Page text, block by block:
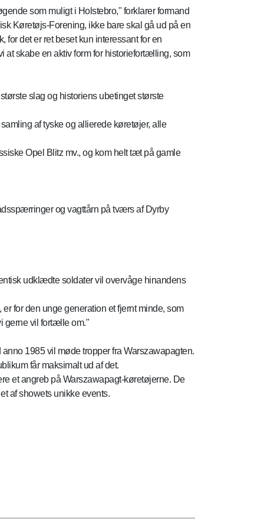
som muligt i Holstebro," forklarer formand
Køretøjs-Forening, ikke bare skal gå ud på en
det er ret beset kun interessant for en
skabe en aktiv form for historiefortælling, som
slag og historiens ubetinget største
af tyske og allierede køretøjer, alle
Opel Blitz mv., og kom helt tæt på gamle
og vagttårn på tværs af Dyrby
udklædte soldater vil overvåge hinandens
for den unge generation et fjernt minde, som
gerne vil fortælle om."
1985 vil møde tropper fra Warszawapagten.
får maksimalt ud af det.
et angreb på Warszawapagt-køretøjerne. De
af showets unikke events.